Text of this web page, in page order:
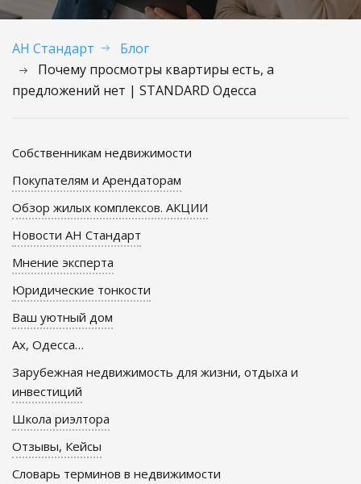
АН Стандарт
Блог
Почему просмотры квартиры есть, а
предложений нет | STANDARD Одесса
Собственникам недвижимости
Покупателям и Арендаторам
Обзор жилых комплексов. АКЦИИ
Новости АН Стандарт
Мнение эксперта
Юридические тонкости
Ваш уютный дом
Ах, Одесса…
Зарубежная недвижимость для жизни, отдыха и
инвестиций
Школа риэлтора
Отзывы, Кейсы
Словарь терминов в недвижимости